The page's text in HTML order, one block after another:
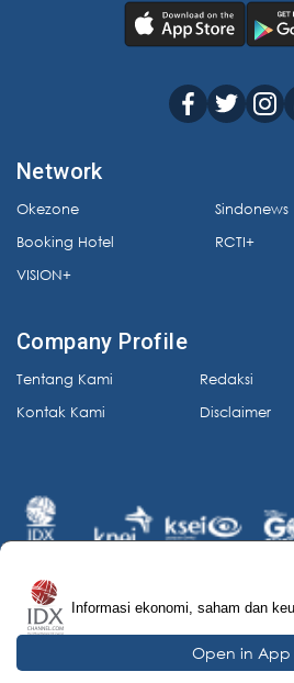
Network
Okezone
Booking Hotel
VISION+
Sindonews
RCTI+
Company Profile
Tentang Kami
Kontak Kami
Redaksi
Disclaimer
© 2026 IDX Channel. All
Informasi ekonomi, saham dan
Open in App